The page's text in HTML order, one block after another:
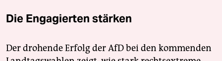
Die Engagierten stärken
Der drohende Erfolg der AfD bei den kommenden